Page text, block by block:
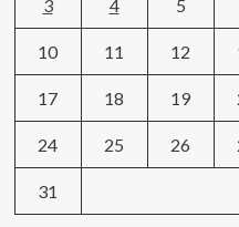
3 4 5
10 11 12
17 18 19
24 25 26
31